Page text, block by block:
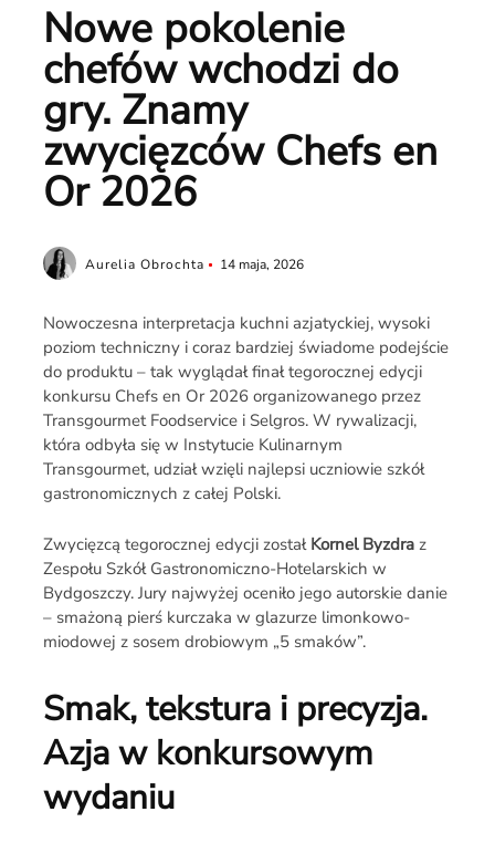
Nowe pokolenie
chefów wchodzi do
gry. Znamy
zwycięzców Chefs en
Or 2026
Aurelia Obrochta 14 maja, 2026
Nowoczesna interpretacja kuchni azjatyckiej, wysoki
poziom techniczny i coraz bardziej świadome podejście
do produktu – tak wyglądał finał tegorocznej edycji
konkursu Chefs en Or 2026 organizowanego przez
Transgourmet Foodservice i Selgros. W rywalizacji,
która odbyła się w Instytucie Kulinarnym
Transgourmet, udział wzięli najlepsi uczniowie szkół
gastronomicznych z całej Polski.
Zwycięzcą tegorocznej edycji zostałKornel Byzdra z
Zespołu Szkół Gastronomiczno-Hotelarskich w
Bydgoszczy. Jury najwyżej oceniło jego autorskie danie
– smażoną pierś kurczaka w glazurze limonkowo-
miodowej z sosem drobiowym „5 smaków”.
Smak, tekstura i precyzja.
Azja w konkursowym
wydaniu